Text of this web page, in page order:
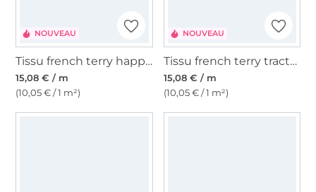
NOUVEAU
Tissu french terry happy dogs, beige
15,08 € / m
(10,05 € / 1 m²)
NOUVEAU
Tissu french terry tracteur, beige
15,08 € / m
(10,05 € / 1 m²)